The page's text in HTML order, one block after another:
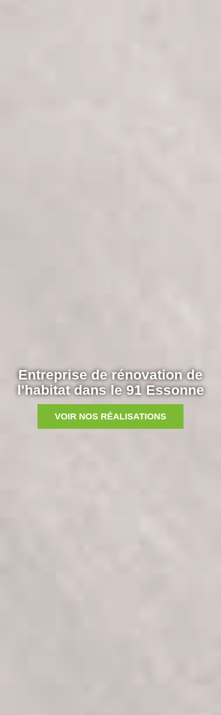
Entreprise de rénovation de
l'habitat dans le 91 Essonne
VOIR NOS RÉALISATIONS